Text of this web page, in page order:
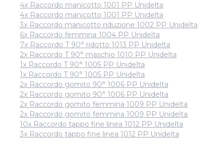
4x Raccordo manicotto 1001 PP Unidelta
4x Raccordo manicotto 1001 PP Unidelta
3x Raccordo manicotto riduzione 1002 PP Unidelta
6x Raccordo femmina 1004 PP Unidelta
7x Raccordo T 90° ridotto 1013 PP Unidelta
2x Raccordo T 90° maschio 1010 PP Unidelta
1x Raccordo T 90° 1005 PP Unidelta
1x Raccordo T 90° 1005 PP Unidelta
2x Raccordo gomito 90° 1006 PP Unidelta
2x Raccordo gomito 90° 1006 PP Unidelta
2x Raccordo gomito femmina 1009 PP Unidelta
2x Raccordo gomito femmina 1009 PP Unidelta
10x Raccordo tappo fine linea 1012 PP Unidelta
3x Raccordo tappo fine linea 1012 PP Unidelta